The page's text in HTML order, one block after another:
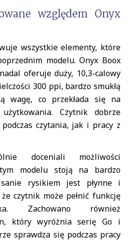
względem Onyx
wszystkie elementy, które
modelu. Onyx Boox
oferuje duży, 10,3-calowy
300 ppi, bardzo smukłą
wagę, co przekłada się na
Czytnik dobrze
czytania, jak i pracy z
doceniali możliwości
modelu stoją na bardzo
rysikiem jest płynne i
czytnik może pełnić funkcję
Zachowano również
który wyróżnia serię Go i
sprawdza się podczas pracy